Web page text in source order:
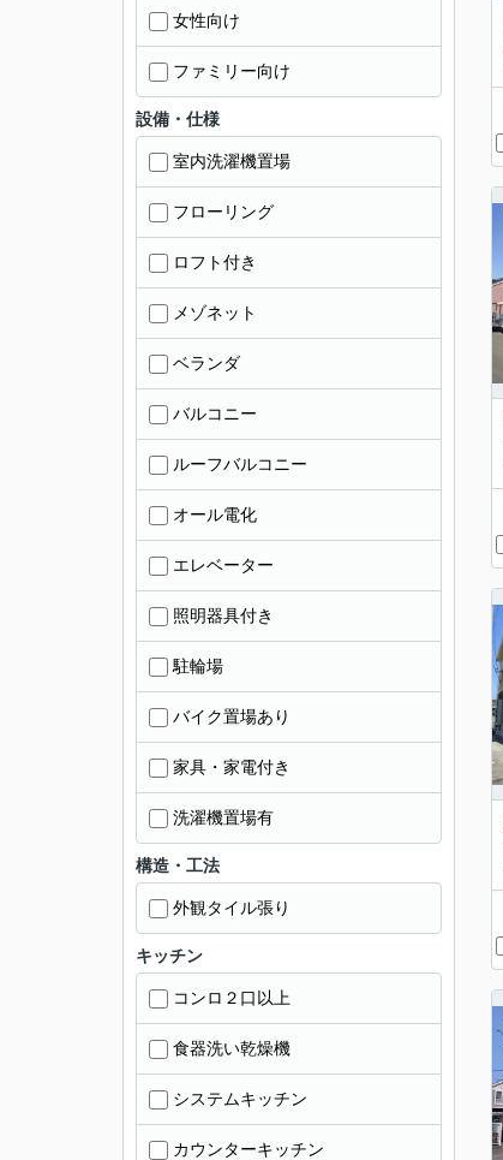
女性向け
ファミリー向け
設備・仕様
室内洗濯機置場
フローリング
ロフト付き
メゾネット
ベランダ
バルコニー
ルーフバルコニー
オール電化
エレベーター
照明器具付き
駐輪場
バイク置場あり
家具・家電付き
洗濯機置場有
構造・工法
外観タイル張り
キッチン
コンロ２口以上
食器洗い乾燥機
システムキッチン
カウンターキッチン